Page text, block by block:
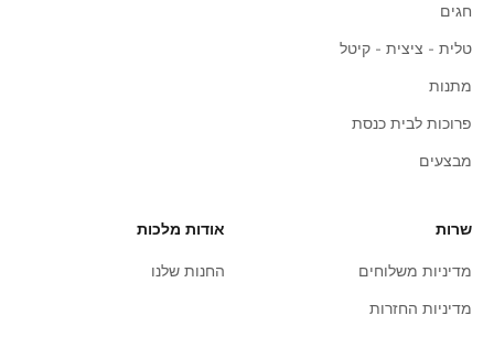
חגים
טלית - ציצית - קיטל
מתנות
פרוכות לבית כנסת
מבצעים
שרות
מדיניות משלוחים
מדיניות החזרות
אודות מלכות
החנות שלנו